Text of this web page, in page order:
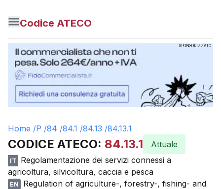
Codice ATECO
SPONSORIZZATO
Home /P /84 /84.1 /84.13 /84.13.1
CODICE ATECO: 84.13.1 Attuale
IT
Regolamentazione dei servizi connessi a
agricoltura, silvicoltura, caccia e pesca
EN
Regulation of agriculture-, forestry-, fishing- and